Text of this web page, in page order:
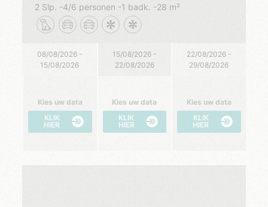
2 Slp.
4/6 personen 1 badk. 28 m²
08/08/2026 -
15/08/2026
15/08/2026 -
22/08/2026
22/08/2026 -
29/08/2026
Kies uw data
KLIK
HIER
Kies uw data
KLIK
HIER
Kies uw data
KLIK
HIER